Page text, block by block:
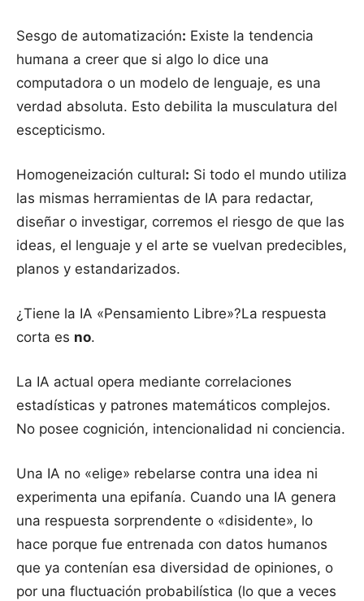
Sesgo de automatización: Existe la tendencia
humana a creer que si algo lo dice una
computadora o un modelo de lenguaje, es una
verdad absoluta. Esto debilita la musculatura del
escepticismo.
Homogeneización cultural: Si todo el mundo utiliza
las mismas herramientas de IA para redactar,
diseñar o investigar, corremos el riesgo de que las
ideas, el lenguaje y el arte se vuelvan predecibles,
planos y estandarizados.
¿Tiene la IA «Pensamiento Libre»?La respuesta
corta es no.
La IA actual opera mediante correlaciones
estadísticas y patrones matemáticos complejos.
No posee cognición, intencionalidad ni conciencia.
Una IA no «elige» rebelarse contra una idea ni
experimenta una epifanía. Cuando una IA genera
una respuesta sorprendente o «disidente», lo
hace porque fue entrenada con datos humanos
que ya contenían esa diversidad de opiniones, o
por una fluctuación probabilística (lo que a veces